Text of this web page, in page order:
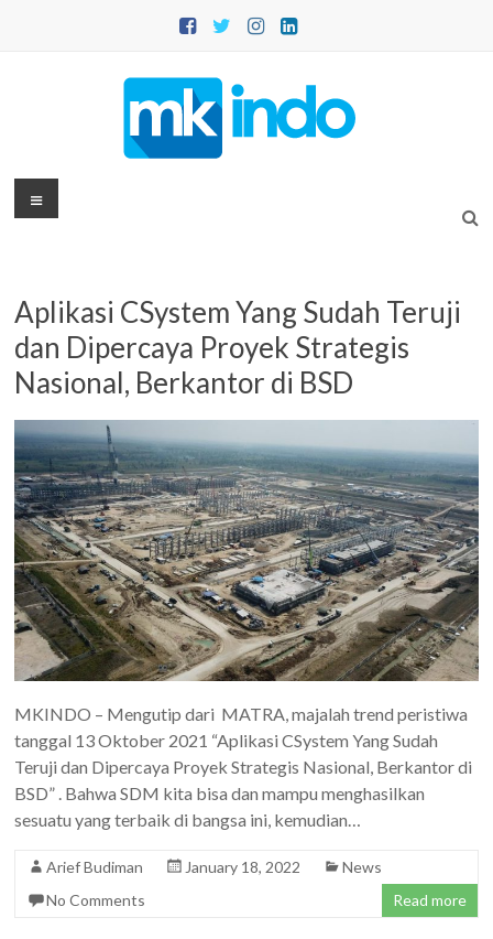
MKINDO
Mitra
Konsultansi
Indonesia
IT
Consultant
&
Software
Development
Menu
Aplikasi CSystem Yang Sudah Teruji
dan Dipercaya Proyek Strategis
Nasional, Berkantor di BSD
MKINDO – Mengutip dari MATRA, majalah trend peristiwa
tanggal 13 Oktober 2021 “Aplikasi CSystem Yang Sudah
Teruji dan Dipercaya Proyek Strategis Nasional, Berkantor di
BSD” . Bahwa SDM kita bisa dan mampu menghasilkan
sesuatu yang terbaik di bangsa ini, kemudian…
Arief Budiman January 18, 2022
News
No Comments
Read more